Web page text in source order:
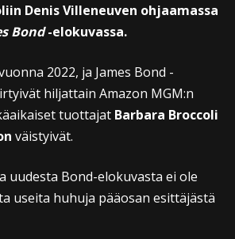
Denis Villeneuven ohjaamassa
Bond-elokuvassa.
2022, ja James Bond -
hiljattain Amazon MGM:n
tuottajat Barbara Broccoli
väistyivät.
uudesta Bond-elokuvasta ei ole
useita huhuja pääosan esittäjästä